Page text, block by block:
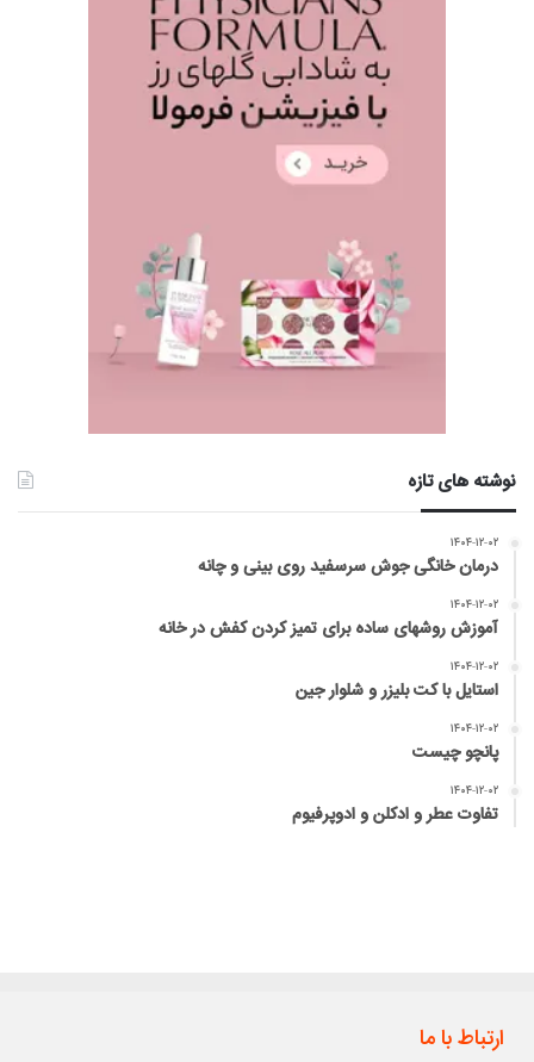
نوشته های تازه
۱۴۰۴-۱۲-۰۲
درمان خانگی جوش سرسفید روی بینی و چانه
۱۴۰۴-۱۲-۰۲
آموزش روشهای ساده برای تمیز کردن کفش در خانه
۱۴۰۴-۱۲-۰۲
استایل با کت بلیزر و شلوار جین
۱۴۰۴-۱۲-۰۲
پانچو چیست
۱۴۰۴-۱۲-۰۲
تفاوت عطر و ادکلن و ادوپرفیوم
ارتباط با ما